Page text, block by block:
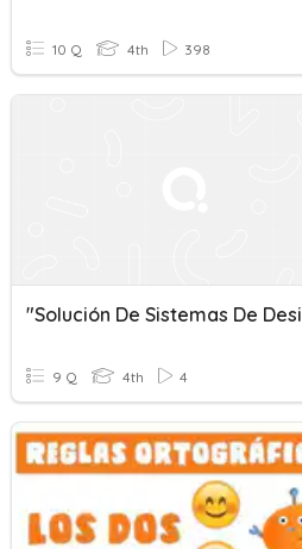
10 Q 4th 398
9 Q 4th 4